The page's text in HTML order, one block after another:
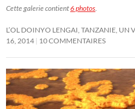
Cette galerie contient6 photos.
L’OL DOINYO LENGAI, TANZANIE,
16, 2014 10 COMMENTAIRES